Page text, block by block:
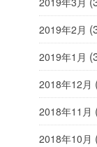
2019年2月
2019年1月
2018年12月
2018年11月
2018年10月